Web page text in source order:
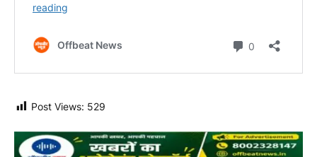
Post Views: 529